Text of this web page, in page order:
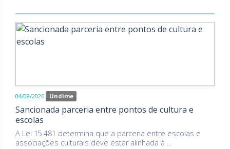
04/08/2026 Undime
Sancionada parceria entre pontos de cultura e
escolas
A Lei 15.481 determina que a parceria entre escolas e
associações culturais deve estar alinhada à ...